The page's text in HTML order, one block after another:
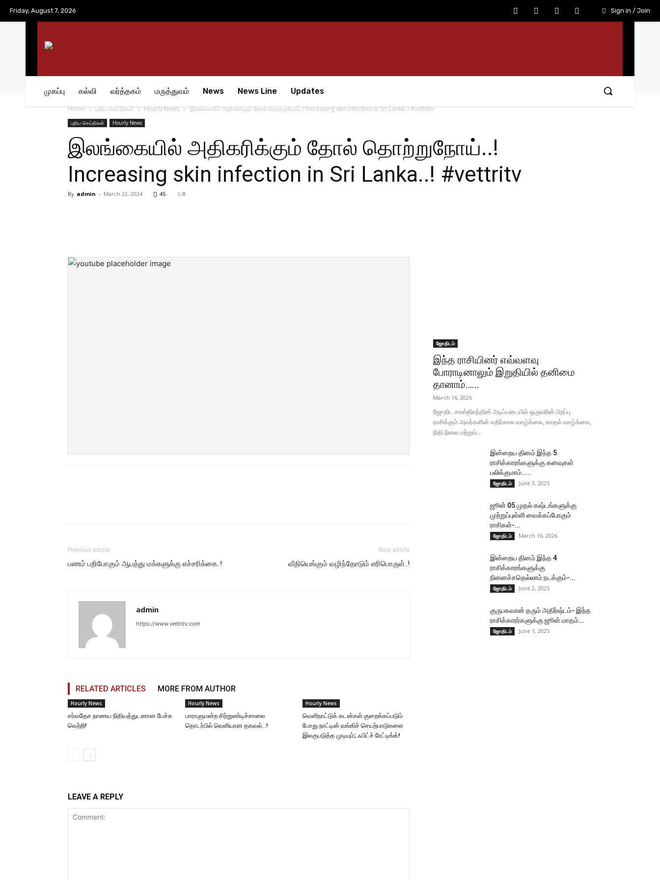
Friday, August 7, 2026 Sign in / Join
முகப்பு கல்வி வர்த்தகம் மருத்துவம் News News Line Updates
Home புதிய செய்திகள் Hourly News இலங்கையில் அதிகரிக்கும் தோல் தொற்றுநோய்..! Increasing skin infection in Sri Lanka..! #vettritv
புதிய செய்திகள் Hourly News
இலங்கையில் அதிகரிக்கும் தோல் தொற்றுநோய்..!
Increasing skin infection in Sri Lanka..! #vettritv
By admin - March 22, 2024 45 0
Previous article
பணம் பறிபோகும் ஆபத்து மக்களுக்கு எச்சரிக்கை..!
Next article
வீதியெங்கும் வழிந்தோடும் எரிபொருள்..!
admin
https://www.vettritv.com
RELATED ARTICLES MORE FROM AUTHOR
Hourly News
சர்வதேச நாணய நிதியத்துடனான பேச்சு
வெற்றி!
Hourly News
பாராளுமன்ற சிற்றுண்டிச்சாலை
தொடர்பில் வெளியான தகவல்..!
Hourly News
வெளிநாட்டுக் கடன்கள் குறைக்கப்படும்
போது நாட்டின் வங்கிச் செயற்பாடுகளை
இலகுபடுத்த முடியும்; ஃபிட்ச் ரேட்டிங்க்!
LEAVE A REPLY
ஜோதிடம்
இந்த ராசியினர் எவ்வளவு
போராடினாலும் இறுதியில் தனிமை
தானாம்…...
March 16, 2026
ஜோதிட சாஸ்திரத்தின் அடிப்படையில் ஒருவரின் பிறப்பு
ராசிக்கும் அவர்களின் எதிர்கால வாழ்க்கை, காதல் வாழ்க்கை,
நிதி நிலை மற்றும்...
இன்றைய தினம் இந்த 5
ராசிக்காரங்களுக்கு கனவுகள்
பலிக்குமாம்.....
ஜோதிடம் June 3, 2025
ஜூன் 05 முதல் கஷ்டங்களுக்கு
முற்றுப்புள்ளி வைக்கப்போகும்
ராசிகள்-...
ஜோதிடம் March 16, 2026
இன்றைய தினம் இந்த 4
ராசிக்காரங்களுக்கு
நினைச்சதெல்லாம் நடக்கும்-...
ஜோதிடம் June 2, 2025
குருபகவான் தரும் அதிர்ஷ்டம்- இந்த
ராசிக்காரர்களுக்கு ஜூன் மாதம்...
ஜோதிடம் June 1, 2025